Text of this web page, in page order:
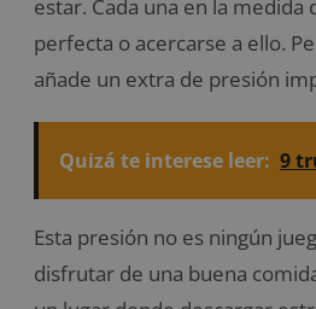
estar. Cada una en la medida
perfecta o acercarse a ello.
añade un extra de presión
Quizá te interese leer: 9
Esta presión no es ningún
disfrutar de una buena